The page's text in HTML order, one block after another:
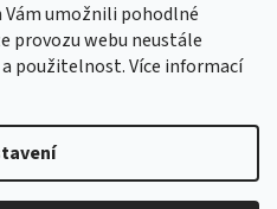
Vám umožnili pohodlné
provozu webu neustále
použitelnost. Více informací